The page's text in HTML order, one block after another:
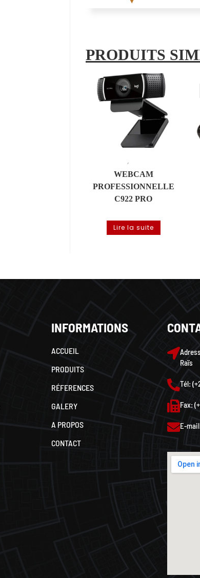
PRODUITS
LOGITECH,
WEBCAM
PROFESSIONNELLE
C922 PRO
Lire la suite
INFORMATIONS
ACCUEIL
PRODUITS
RÉFERENCES
GALERY
A PROPOS
CONTACT
Raïs
Tél:
Fax:
E-